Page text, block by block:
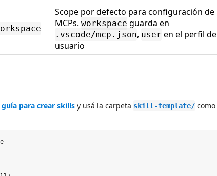
Scope por defecto para configuración de
MCPs. workspace guarda en
.vscode/mcp.json, user en el perfil de
usuario
guía para crear skills y usá la carpeta skill-template/ como